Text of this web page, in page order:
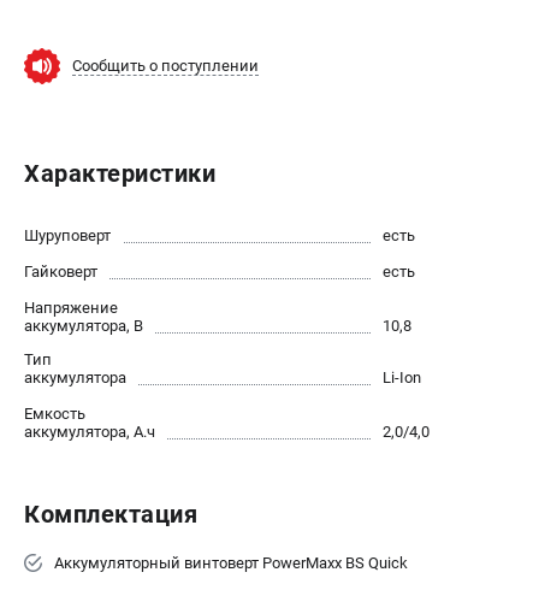
Контакты
Правила обмена и возврата
О компании
Политика обработки персональных данных
Как нас найти
Пользовательское соглашение
Сообщить о поступлении
Характеристики
Шуруповерт
есть
Гайковерт
есть
Напряжение
аккумулятора, В
10,8
Тип
аккумулятора
Li-Ion
Емкость
аккумулятора, А.ч
2,0/4,0
Комплектация
Аккумуляторный винтоверт PowerMaxx BS Quick